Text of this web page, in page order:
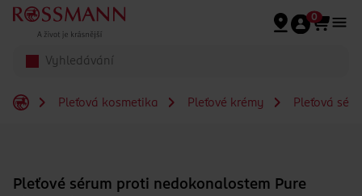
Přeskočit na hlavmní obsah
0
Pleťová kosmetika Pleťové krémy Pleťová
Pleťové sérum proti nedokonalostem Pure